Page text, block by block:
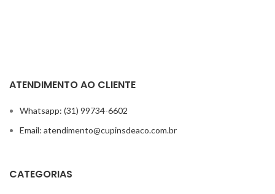
ATENDIMENTO AO CLIENTE
Whatsapp: (31) 99734-6602
Email: atendimento@cupinsdeaco.com.br
CATEGORIAS